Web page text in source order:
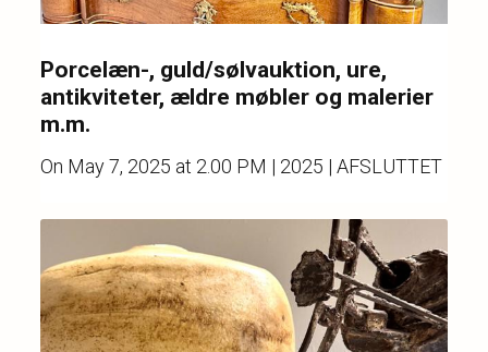
Porcelæn-, guld/sølvauktion, ure,
antikviteter, ældre møbler og malerier
m.m.
On May 7, 2025 at 2.00 PM | 2025 | AFSLUTTET